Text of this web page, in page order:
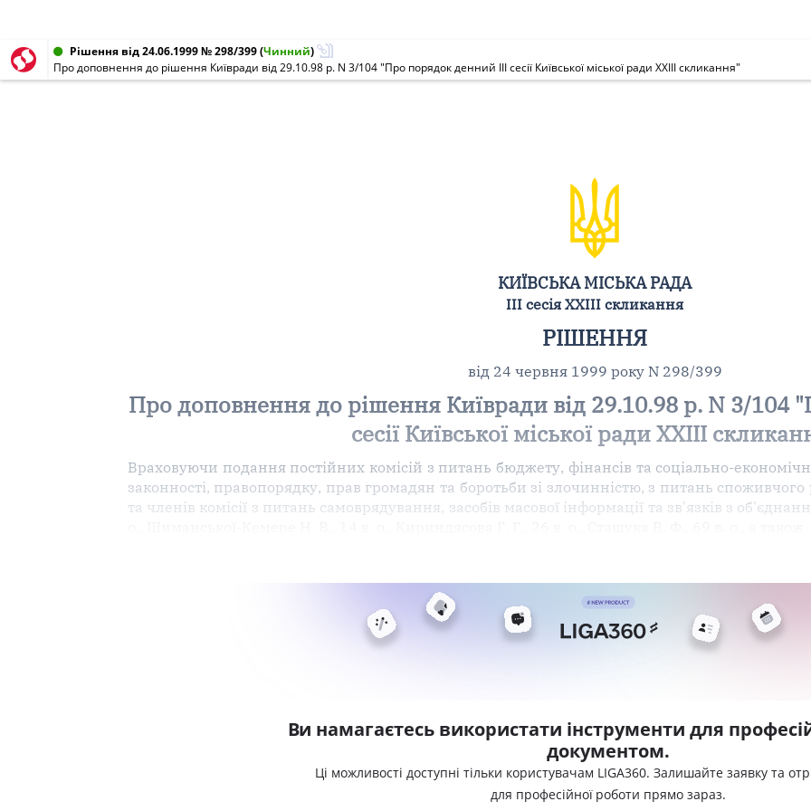
Рішення від 24.06.1999 № 298/399(Чинний)
Про доповнення до рішення Київради від 29.10.98 р. N 3/104 "Про порядок денний III сесії Київської міської ради XXIII скликання"
КИЇВСЬКА МІСЬКА РАДА
III сесія XXIII скликання
РІШЕННЯ
від 24 червня 1999 року N 298/399
Про доповнення до рішення Київради від 29.10.98 р. N 3/
сесії Київської міської ради XXIII
Враховуючи подання постійних комісій з питань бюджету, фінансів та соціально-
законності, правопорядку, прав громадян та боротьби зі злочинністю, з питань
та членів комісії з питань самоврядування, засобів масової інформації та зв'язків з
Ви намагаєтесь використати інструменти для
документом.
Ці можливості доступні тільки користувачам LIGA360. Залишайте заявку та
для професійної роботи прямо зараз.